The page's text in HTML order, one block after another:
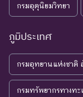
กรมอุตุนิยมวิทยา
ภูมิประเทศ
กรมอุทยานแห่งชาติ
กรมทรัพยากรทางทะ